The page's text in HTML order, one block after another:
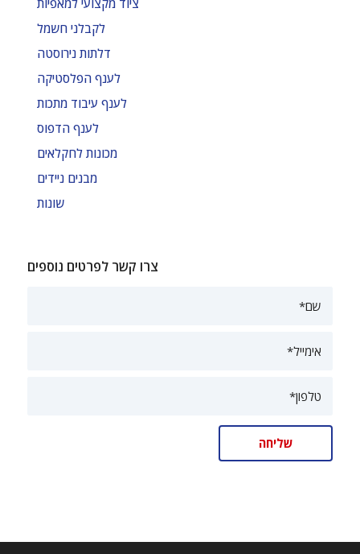
ציוד מקצועי למאפיות
לקבלני חשמל
דלתות נירוסטה
לענף הפלסטיקה
לענף עיבוד מתכות
לענף הדפוס
מכונות לחקלאים
מבנים ניידים
שונות
צרו קשר לפרטים נוספים